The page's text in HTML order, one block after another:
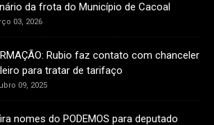
da frota do Município de Cacoal
03, 2026
Rubio faz contato com chanceler
para tratar de tarifaço
09, 2025
nomes do PODEMOS para deputado